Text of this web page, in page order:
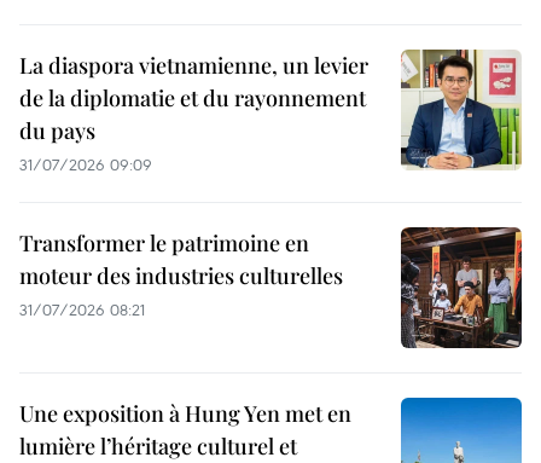
La diaspora vietnamienne, un levier
de la diplomatie et du rayonnement
du pays
31/07/2026 09:09
Transformer le patrimoine en
moteur des industries culturelles
31/07/2026 08:21
Une exposition à Hung Yen met en
lumière l’héritage culturel et